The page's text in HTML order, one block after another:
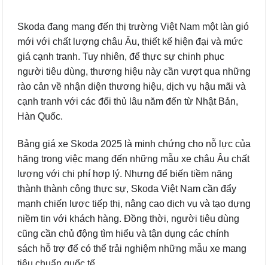
Skoda đang mang đến thị trường Việt Nam một làn gió
mới với chất lượng châu Âu, thiết kế hiện đại và mức
giá cạnh tranh. Tuy nhiên, để thực sự chinh phục
người tiêu dùng, thương hiệu này cần vượt qua những
rào cản về nhận diện thương hiệu, dịch vụ hậu mãi và
cạnh tranh với các đối thủ lâu năm đến từ Nhật Bản,
Hàn Quốc.
Bảng giá xe Skoda 2025 là minh chứng cho nỗ lực của
hãng trong việc mang đến những mẫu xe châu Âu chất
lượng với chi phí hợp lý. Nhưng để biến tiềm năng
thành thành công thực sự, Skoda Việt Nam cần đẩy
mạnh chiến lược tiếp thị, nâng cao dịch vụ và tạo dựng
niềm tin với khách hàng. Đồng thời, người tiêu dùng
cũng cần chủ động tìm hiểu và tận dụng các chính
sách hỗ trợ để có thể trải nghiệm những mẫu xe mang